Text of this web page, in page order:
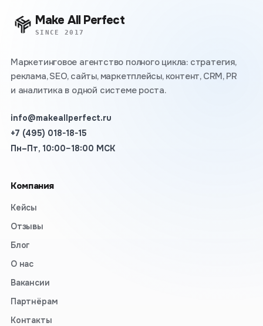
Make All Perfect
SINCE 2017
Маркетинговое агентство полного цикла: стратегия,
реклама, SEO, сайты, маркетплейсы, контент, CRM, PR
и аналитика в одной системе роста.
info@makeallperfect.ru
+7 (495) 018-18-15
Пн–Пт, 10:00–18:00 МСК
Компания
Кейсы
Отзывы
Блог
О нас
Вакансии
Партнёрам
Контакты